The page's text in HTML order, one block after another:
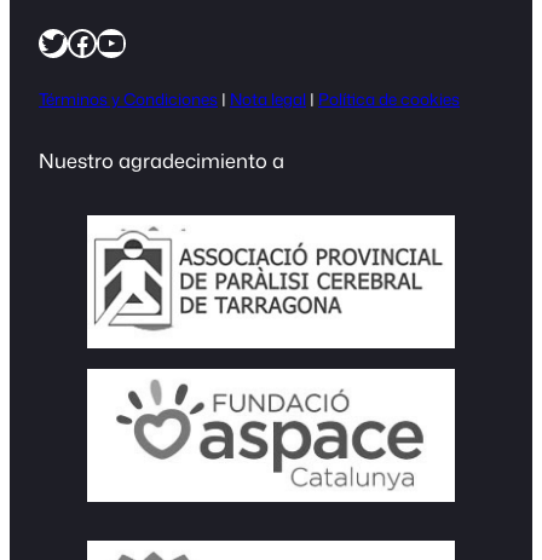
https://twitter.com/easeapps1 Facebook YouTube
Términos y Condiciones | Nota legal | Política de cookies
Nuestro agradecimiento a